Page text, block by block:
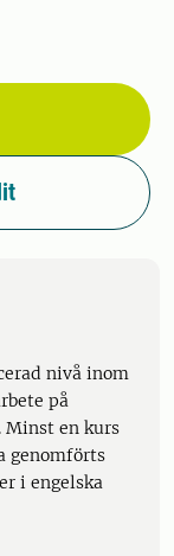
nivå inom
på
Minst en kurs
genomförts
i engelska